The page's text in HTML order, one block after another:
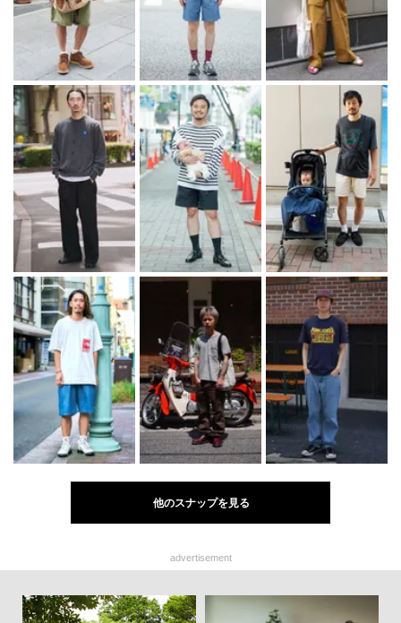
他のスナップを見る
advertisement